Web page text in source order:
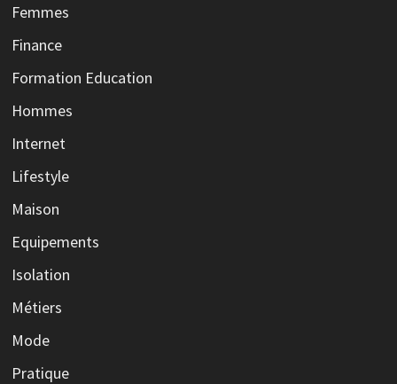
Femmes
Finance
Formation Education
Hommes
Internet
Lifestyle
Maison
Equipements
Isolation
Métiers
Mode
Pratique